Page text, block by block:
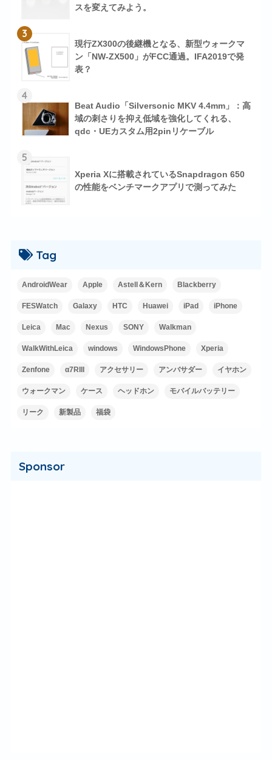
スを変えてみよう。
3
現行ZX300の後継機となる、新型ウォークマ
ン「NW-ZX500」がFCC通過。IFA2019で発
表？
4
Beat Audio「Silversonic MKV 4.4mm」：高
域の刺さりを抑え低域を強化してくれる、
qdc・UEカスタム用2pinリケーブル
5
Xperia Xに搭載されているSnapdragon 650
の性能をベンチマークアプリで測ってみた
Tag
AndroidWear Apple Astell＆Kern Blackberry
FESWatch Galaxy HTC Huawei iPad iPhone
Leica Mac Nexus SONY Walkman
WalkWithLeica windows WindowsPhone Xperia
Zenfone α7RIII アクセサリー アンバサダー イヤホン
ウォークマン ケース ヘッドホン モバイルバッテリー
リーク 新製品 福袋
Sponsor